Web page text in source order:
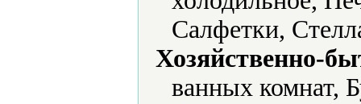
Салфетки,
Хозяйственно-
ванных комнат,